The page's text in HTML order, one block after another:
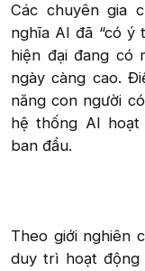
Các chuyên gia
nghĩa AI đã “có ý
hiện đại đang có
ngày càng cao.
năng con người
hệ thống AI
ban đầu.
Theo giới nghiên
duy trì hoạt động